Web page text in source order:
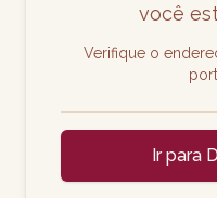
você
Verifique o
Ir para